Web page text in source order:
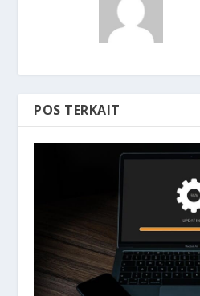
POS TERKAIT